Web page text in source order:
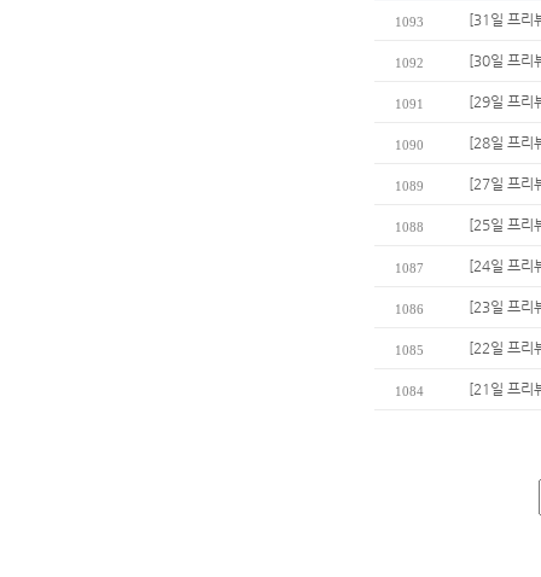
1093 [31일 프리
1092 [30일 프리
1091 [29일 프리
1090 [28일 프리
1089 [27일 프리
1088 [25일 프리
1087 [24일 프리
1086 [23일 프리
1085 [22일 프리
1084 [21일 프리